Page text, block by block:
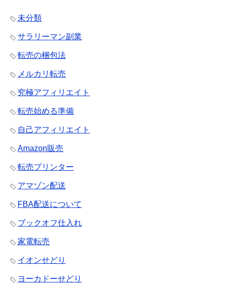
未分類
サラリーマン副業
転売の梱包法
メルカリ転売
究極アフィリエイト
転売始める準備
自己アフィリエイト
Amazon販売
転売プリンター
アマゾン配送
FBA配送について
ブックオフ仕入れ
家電転売
イオンせどり
ヨーカドーせどり